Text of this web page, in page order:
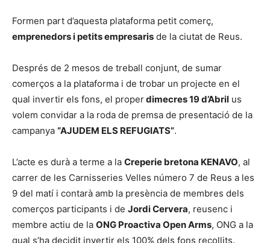
Formen part d’aquesta plataforma petit comerç,
emprenedors i petits empresaris de la ciutat de Reus.
Després de 2 mesos de treball conjunt, de sumar
comerços a la plataforma i de trobar un projecte en el
qual invertir els fons, el properdimecres 19 d’Abril us
volem convidar a la roda de premsa de presentació de la
campanya “AJUDEM ELS REFUGIATS”.
L’acte es durà a terme a la Creperie bretona KENAVO, al
carrer de les Carnisseries Velles número 7 de Reus a les
9 del matí i contarà amb la presència de membres dels
comerços participants i de Jordi Cervera, reusenc i
membre actiu de la ONG Proactiva Open Arms, ONG a la
qual s’ha decidit invertir els 100% dels fons recollits.